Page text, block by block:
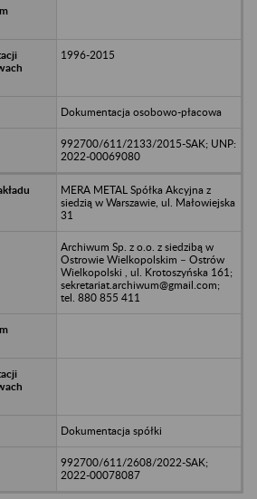
1996-2015
Dokumentacja osobowo-płacowa
992700/611/2133/2015-SAK; UNP:
2022-00069080
MERA METAL Spółka Akcyjna z
siedzią w Warszawie, ul. Małowiejska
31
Archiwum Sp. z o.o. z siedzibą w
Ostrowie Wielkopolskim – Ostrów
Wielkopolski , ul. Krotoszyńska 161;
sekretariat.archiwum@gmail.com;
tel. 880 855 411
Dokumentacja spółki
992700/611/2608/2022-SAK;
2022-00078087